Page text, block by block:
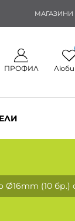
МАГАЗИНИ
ПРОФИЛ
Ø16mm (10 бр.)